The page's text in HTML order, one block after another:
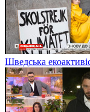
Шведська